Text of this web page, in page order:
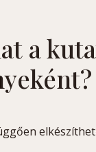
a